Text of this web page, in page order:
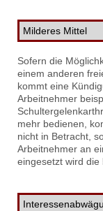
Milderes Mittel
Sofern die
einem anderen
kommt eine
Arbeitnehmer
mehr bedienen,
nicht in Betracht,
Arbeitnehmer an
eingesetzt wird die